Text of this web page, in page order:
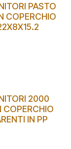
PASTO
COPERCHIO
2000
COPERCHIO
IN PP